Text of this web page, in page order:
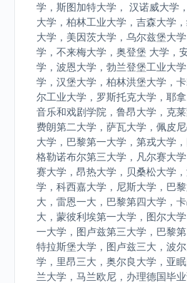
学，斯图加特大学， 汉诺威大学
大学，柏林工业大学，吉森大学
大学，美因茨大学，乌尔兹堡大
学，不来梅大学，奥登堡 大学，
学，波恩大学，勃兰登堡工业大
学，汉堡大学，柏林洪堡大学，
尔工业大学，罗斯托克大学，耶
音乐和戏剧学院，鲁昂大学，克
费朗第二大学，萨瓦大学，佩皮
大学，巴黎第一大学，第戎大学
格勒诺布尔第三大学，凡尔赛大
赛大学，昂热大学，贝桑松大学
学，科西嘉大学，尼斯大学，巴
大，雷恩一大，巴黎第四大学，
大，蒙彼利埃第一大学，图尔大
一大学，图卢兹第三大学，巴黎
特拉斯堡大学，图卢兹三大，波
学，里昂三大，奥尔良大学，亚
兰大学，马兰欧尼，办理德国毕